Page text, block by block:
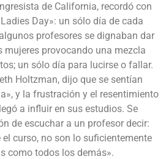
de California, recordó con
Day»: un sólo día de cada
profesores se dignaban dar
mujeres provocando una mezcla
un sólo día para lucirse o fallar.
Holtzman, dijo que se sentían
y la frustración y el resentimiento
a influir en sus estudios. Se
de escuchar a un profesor decir:
curso, no son lo suficientemente
como todos los demás».